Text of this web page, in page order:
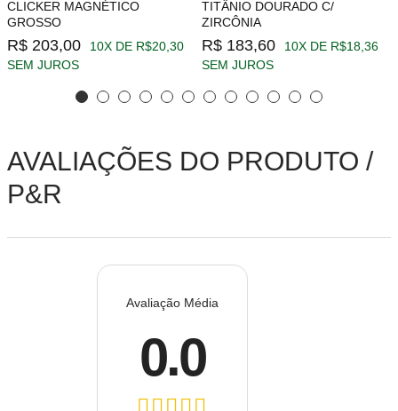
CLICKER MAGNÉTICO
GROSSO
R$ 203,00
10X DE R$20,30
SEM JUROS
TITÂNIO DOURADO C/
ZIRCÔNIA
R$ 183,60
10X DE R$18,36
SEM JUROS
AVALIAÇÕES DO PRODUTO /
P&R
Avaliação Média
0.0